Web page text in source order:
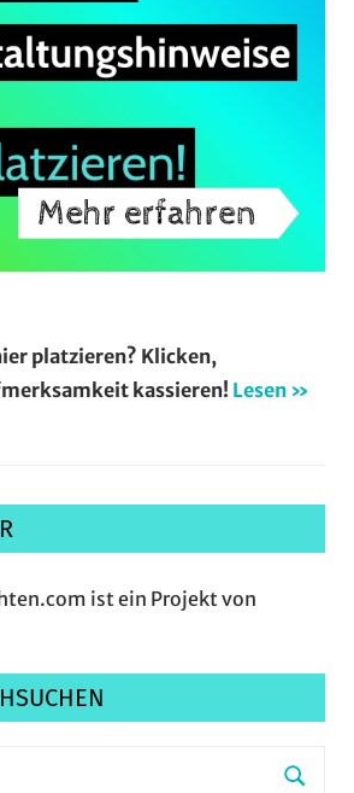
platzieren? Klicken,
kassieren! Lesen »
ist ein Projekt von